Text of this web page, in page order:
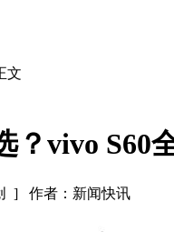
文
？vivo S60
] 作者：新闻快讯